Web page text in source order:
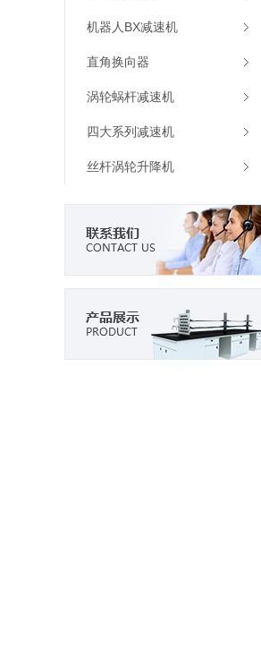
机器人BX减速机
直角换向器
涡轮蜗杆减速机
四大系列减速机
丝杆涡轮升降机